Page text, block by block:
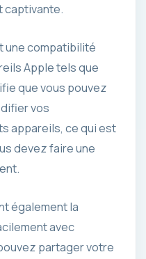
captivante.
une compatibilité
Apple tels que
que vous pouvez
vos
appareils, ce qui est
devez faire une
également la
avec
partager votre